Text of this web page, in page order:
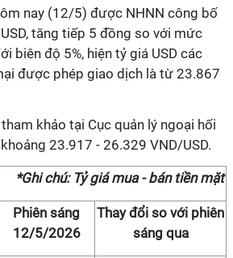
nay (12/5) được NHNN công bố
tăng tiếp 5 đồng so với mức
biên độ 5%, hiện tỷ giá USD các
được phép giao dịch là từ 23.867
khảo tại Cục quản lý ngoại hối
23.917 - 26.329 VND/USD.
*Ghi chú: Tỷ giá mua - bán tiền mặt
Phiên sáng
12/5/2026
Thay đổi so với phiên
sáng qua